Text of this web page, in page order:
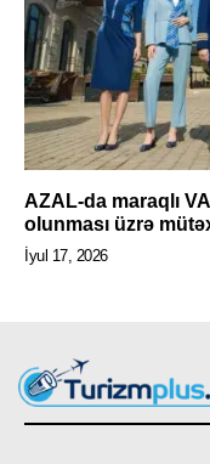
AZAL-da maraqlı
olunması üzrə
İyul 17, 2026